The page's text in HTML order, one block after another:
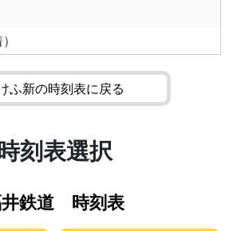
ふ新の時刻表に戻る
刻表選択
鉄道 時刻表